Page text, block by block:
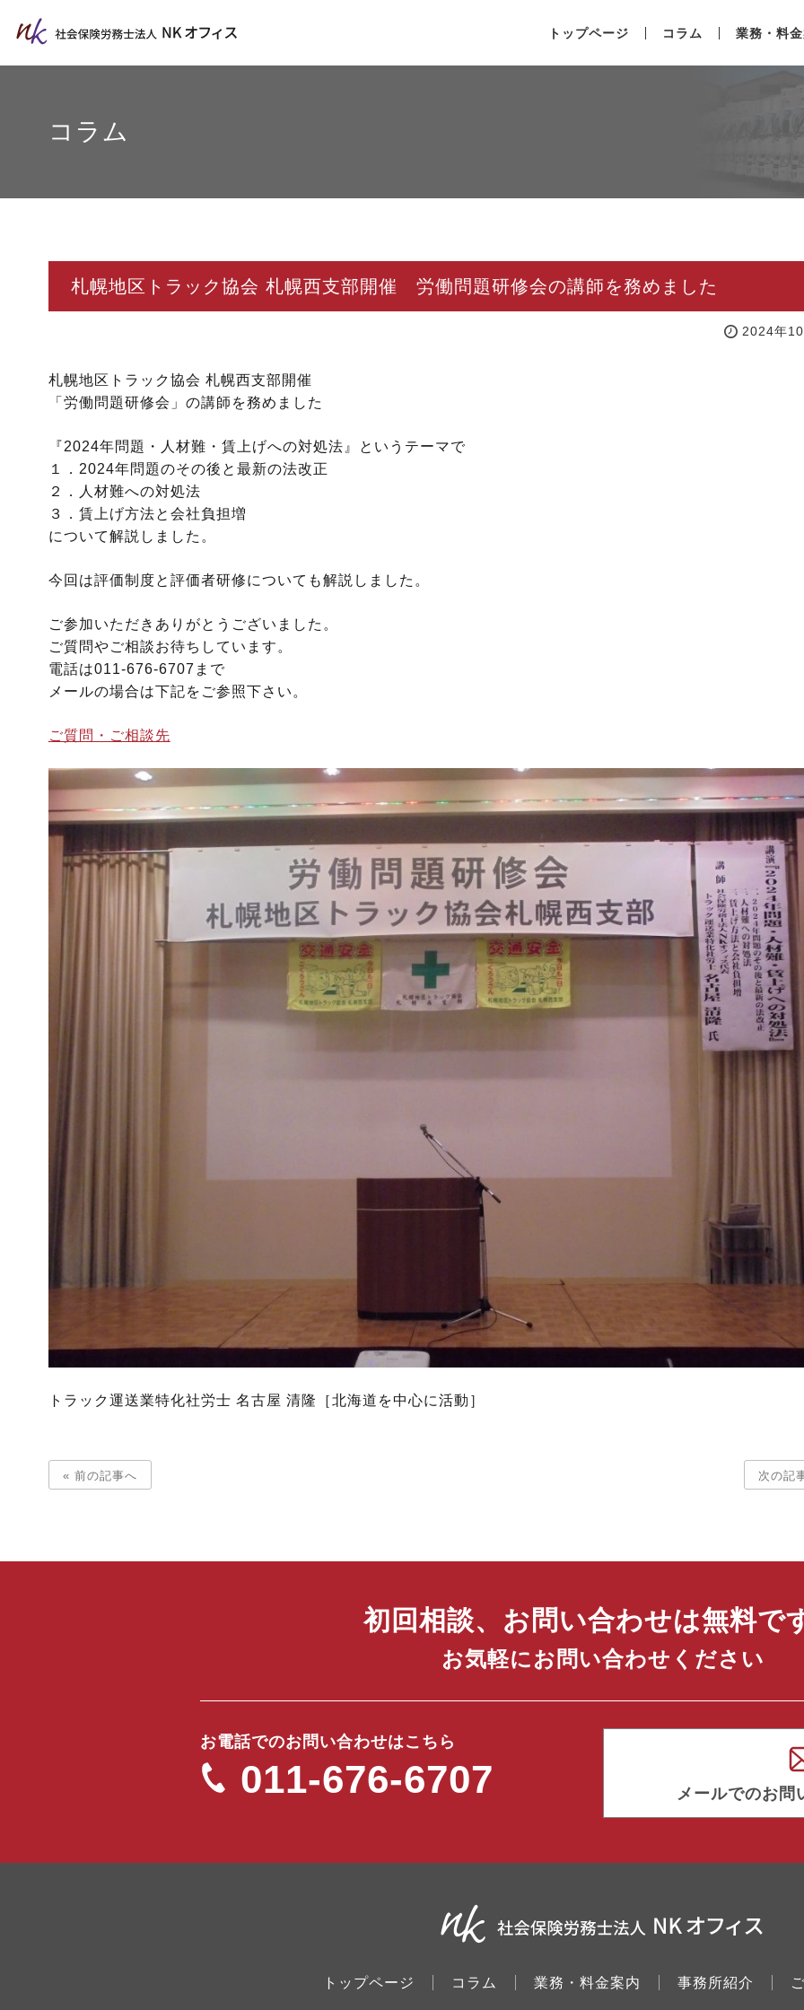
トップページ コラム 業務・料
コラム
札幌地区トラック協会 札幌西支部開催 労働問題研修会の講師を務めました
2024年
札幌地区トラック協会 札幌西支部開催
「労働問題研修会」の講師を務めました
『2024年問題・人材難・賃上げへの対処法』というテーマで
１．2024年問題のその後と最新の法改正
２．人材難への対処法
３．賃上げ方法と会社負担増
について解説しました。
今回は評価制度と評価者研修についても解説しました。
ご参加いただきありがとうございました。
ご質問やご相談お待ちしています。
電話は011-676-6707まで
メールの場合は下記をご参照下さい。
ご質問・ご相談先
トラック運送業特化社労士 名古屋 清隆［北海道を中心に活動］
« 前の記事へ 次の記
初回相談、お問い合わせは無料で
お気軽にお問い合わせください
お電話でのお問い合わせはこちら
011-676-6707 メールでのお問
トップページ コラム 業務・料金案内 事務所紹介